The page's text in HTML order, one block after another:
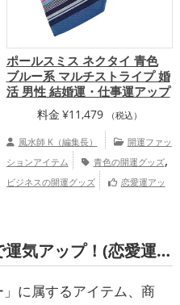
ポールスミス ネクタイ 青色
ブルー系 マルチストライプ 婚
活 男性 結婚運・仕事運アップ
料金 ¥11,479 （税込）
風水師 K（編集長）
開運ファッ
ションアイテム
青色の開運グッズ,
ビジネスの開運グッズ
恋愛運アッ
, 結婚運, 金運, 仕事運, 総合運・全体運)
に属するアイテム、商